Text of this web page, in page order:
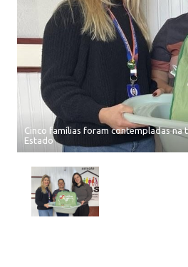
Cinco famílias foram contempladas
Estado